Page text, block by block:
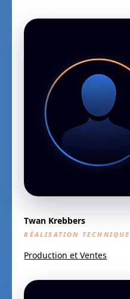
Twan Krebbers
RÉALISATION TECHNIQUE
Production et Ventes